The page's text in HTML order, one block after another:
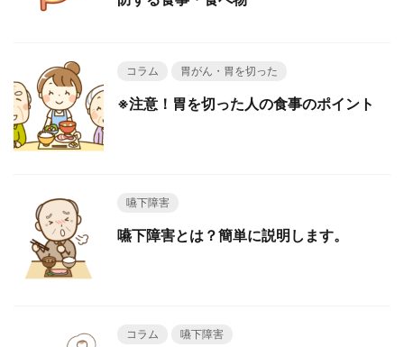
コラム 胃がん・胃を切った
※注意！胃を切った人の食事のポイント
嚥下障害
嚥下障害とは？簡単に説明します。
コラム 嚥下障害